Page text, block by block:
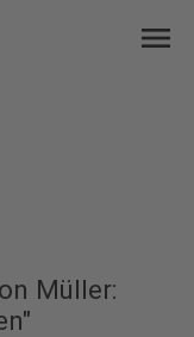
menu
Müller: